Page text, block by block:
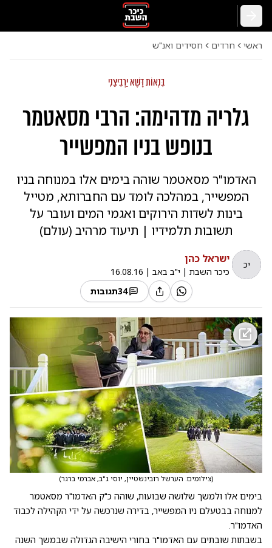
ראשי חרדים חסידים ואנ"ש
בִּנְאוֹת דֶּשֶׁא יַרְבִּיצֵנִי
גלריה מדהימה: הרבי מסאטמר
בנופש בניו המפשייר
האדמו"ר מסאטמר שוהה בימים אלו במנוחה בניו
המפשייר, במהלכה לומד עם החברותא, מטייל
בינות לשדות הירוקים ואגמי המים ועובר על
תשובות תלמידיו | תיעוד מרהיב (עולם)
יכ ישראל כהן
כיכר השבת | י"ב באב |
16.08.16
34תגובות
(צילומים: הערשל רובינשטיין, יוסי ג"ב, אברמי ברגר)
בימים אלו ולמשך שלושה שבועות, שוהה כ"ק האדמו"ר מסאטמר
למנוחה בבטעלם ניו המפשייר, בדירה שנרכשה על ידי הקהילה לכבוד
האדמו"ר.
בשבתות שובתים עם האדמו"ר בחורי הישיבה הגדולה שבמשך השנה